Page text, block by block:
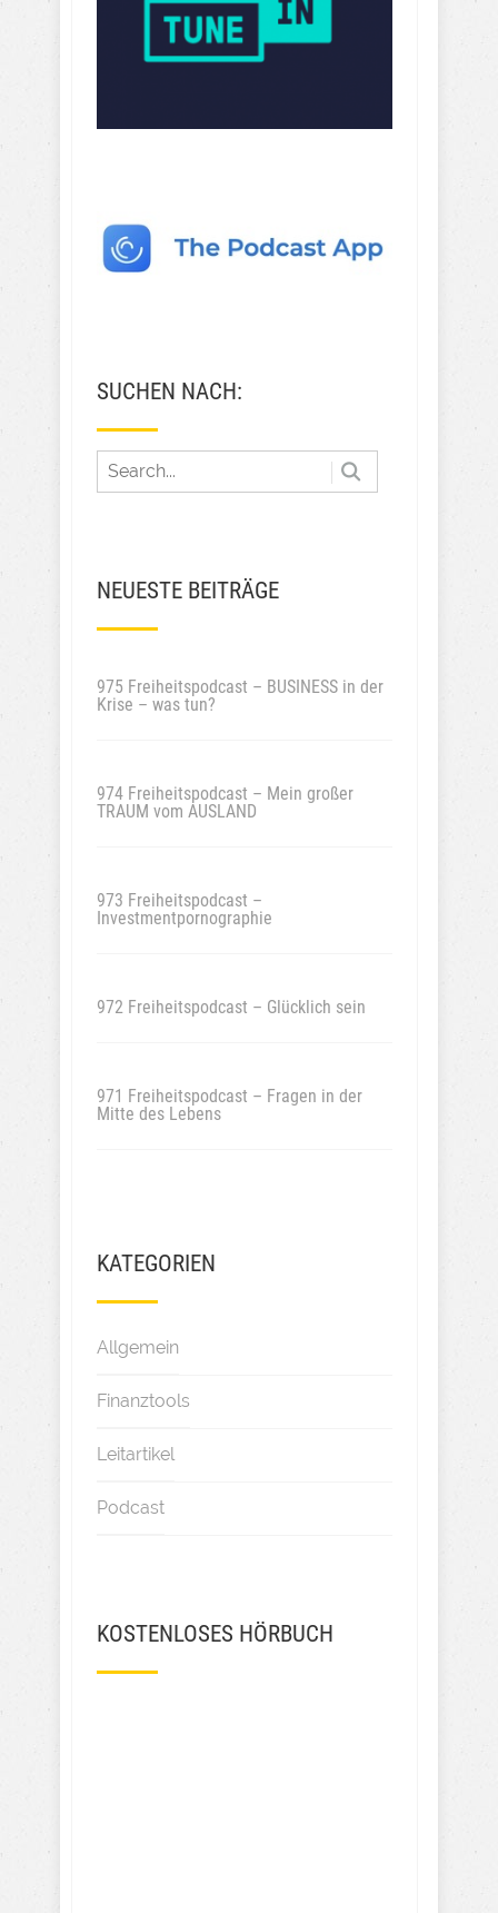
SUCHEN NACH:
NEUESTE BEITRÄGE
975 Freiheitspodcast – BUSINESS in der
Krise – was tun?
974 Freiheitspodcast – Mein großer
TRAUM vom AUSLAND
973 Freiheitspodcast –
Investmentpornographie
972 Freiheitspodcast – Glücklich sein
971 Freiheitspodcast – Fragen in der
Mitte des Lebens
KATEGORIEN
Allgemein
Finanztools
Leitartikel
Podcast
KOSTENLOSES HÖRBUCH